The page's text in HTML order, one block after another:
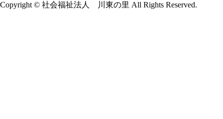
Copyright © 社会福祉法人 川東の里 All Rights Reserved.